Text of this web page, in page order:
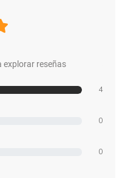
explorar reseñas
4
0
0